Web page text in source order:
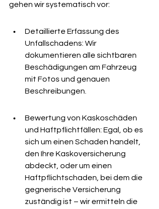
gehen wir systematisch vor:
Detaillierte Erfassung des
Unfallschadens: Wir
dokumentieren alle sichtbaren
Beschädigungen am Fahrzeug
mit Fotos und genauen
Beschreibungen.
Bewertung von Kaskoschäden
und Haftpflichtfällen: Egal, ob es
sich um einen Schaden handelt,
den Ihre Kaskoversicherung
abdeckt, oder um einen
Haftpflichtschaden, bei dem die
gegnerische Versicherung
zuständig ist – wir ermitteln die